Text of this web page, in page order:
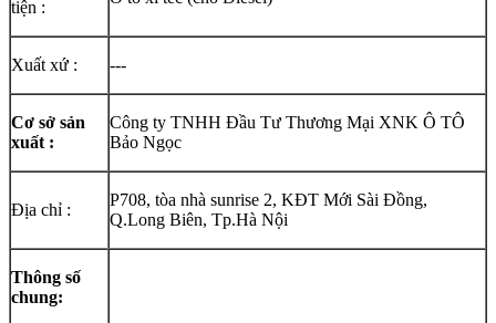
tiện :
Xuất xứ : ---
Cơ sở sản
xuất :
Công ty TNHH Đầu Tư Thương Mại XNK Ô TÔ
Bảo Ngọc
Địa chỉ :
P708, tòa nhà sunrise 2, KĐT Mới Sài Đồng,
Q.Long Biên, Tp.Hà Nội
Thông số
chung: